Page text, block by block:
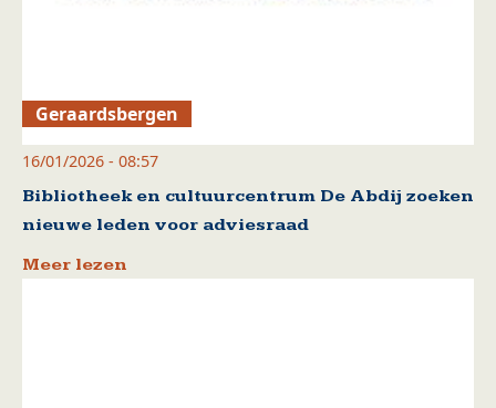
Geraardsbergen
16/01/2026 - 08:57
Bibliotheek en cultuurcentrum De Abdij zoeken
nieuwe leden voor adviesraad
Meer lezen